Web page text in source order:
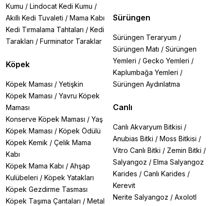
Kumu / Lindocat Kedi Kumu /
Akıllı Kedi Tuvaleti / Mama Kabı
Kedi Tırmalama Tahtaları / Kedi
Tarakları / Furminator Taraklar
Köpek
Köpek Maması / Yetişkin
Köpek Maması / Yavru Köpek
Maması
Konserve Köpek Maması / Yaş
Köpek Maması / Köpek Ödülü
Köpek Kemik / Çelik Mama
Kabı
Köpek Mama Kabı / Ahşap
Kulübeleri / Köpek Yatakları
Köpek Gezdirme Tasması
Köpek Taşıma Çantaları / Metal
Sürüngen
Sürüngen Teraryum /
Sürüngen Matı / Sürüngen
Yemleri / Gecko Yemleri /
Kaplumbağa Yemleri /
Sürüngen Aydınlatma
Canlı
Canlı Akvaryum Bitkisi /
Anubias Bitki / Moss Bitkisi /
Vitro Canlı Bitki / Zemin Bitki /
Salyangoz / Elma Salyangoz
Karides / Canlı Karides /
Kerevit
Nerite Salyangoz / Axolotl